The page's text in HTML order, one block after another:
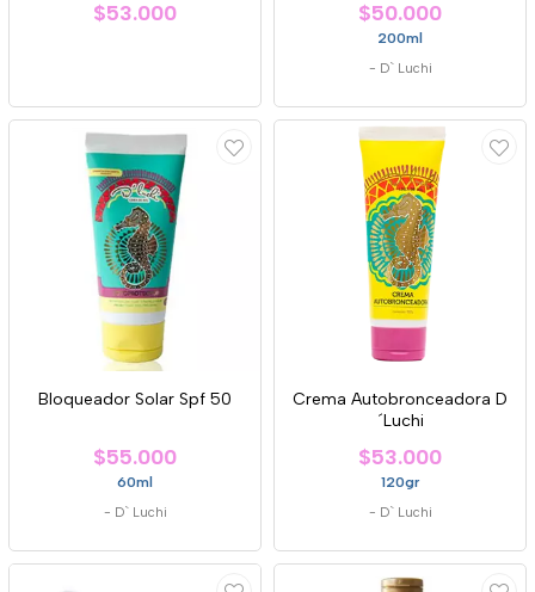
$53.000 $50.000
200ml
- D` Luchi
Bloqueador Solar Spf 50
$55.000
60ml
- D` Luchi
Crema Autobronceadora D
´Luchi
$53.000
120gr
- D` Luchi